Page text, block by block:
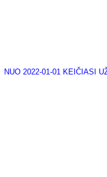
NUO 2022-01-01 KEIČIASI